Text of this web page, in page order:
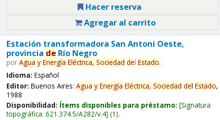
Hacer reserva
Agregar al carrito
Estación transformadora San Antoni Oeste,
provincia deRío Negro
por Agua y Energía Eléctrica, Sociedad del Estado.
Idioma: Español
Editor: Buenos Aires: Agua y Energía Eléctrica, Sociedad del Estado,
1988
Disponibilidad: Ítems disponibles para préstamo: Signatura
topográfica: 621.374.5/A282/v.4 (1).